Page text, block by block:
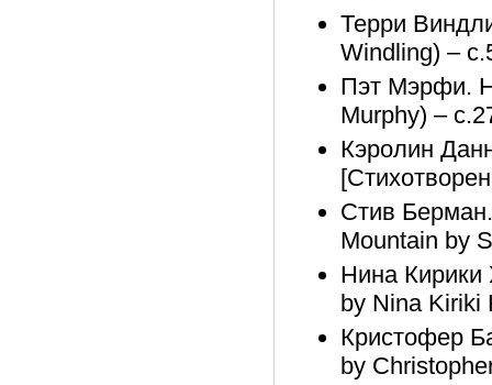
Терри
Windling) –
Пэт Мэрфи.
Murphy) –
Кэролин
Стив
Mountain by
Нина Кирики
by Nina Kiriki
Кристофер
by